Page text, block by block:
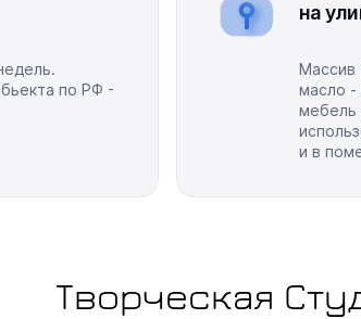
по РФ -
на
Массив
масло -
мебель
и в
Творческая